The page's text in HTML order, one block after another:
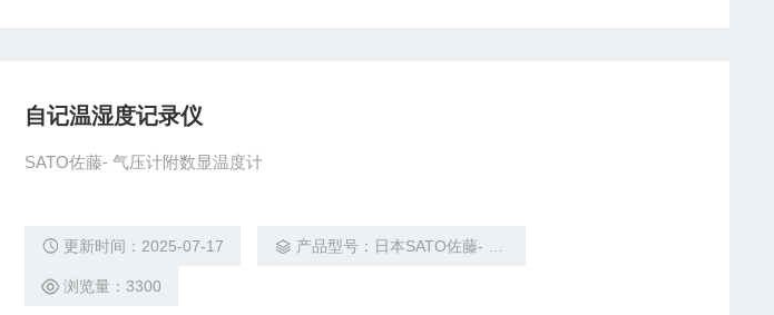
自记温湿度记录仪
SATO佐藤- 气压计附数显温度计
更新时间：2025-07-17 产品型号：日本SATO佐藤- 气压计附数显温度计
浏览量：3300